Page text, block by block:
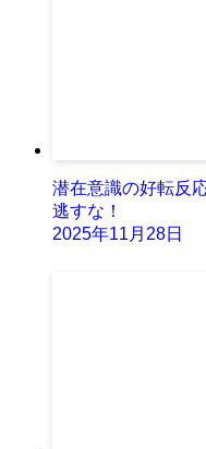
潜在意識の好転反
逃すな！
2025年11月28日